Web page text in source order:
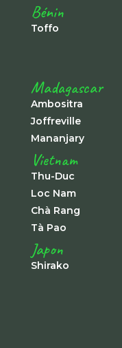
Bénin
Toffo
Madagascar
Ambositra
Joffreville
Mananjary
Vietnam
Thu-Duc
Loc Nam
Chà Rang
Tà Pao
Japon
Shirako